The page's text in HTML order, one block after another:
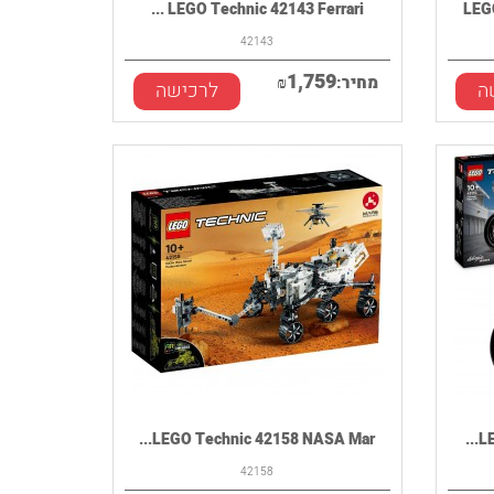
LEGO Technic 42143 Ferrari ...
42143
מחיר: ₪1,759 לרכישה
LEGO Technic 42158 NASA Mar...
42158